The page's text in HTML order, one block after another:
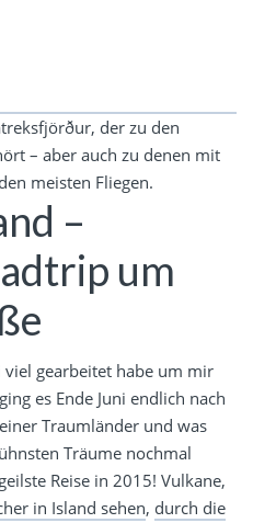
der zu den
– aber auch zu denen mit
meisten Fliegen.
–
um
gearbeitet habe um mir
es Ende Juni endlich nach
Traumländer und was
Träume nochmal
Reise in 2015! Vulkane,
in Island sehen, durch die